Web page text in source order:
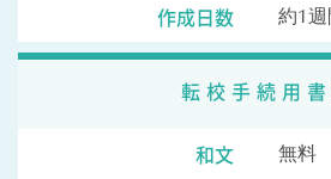
作成日数 約1週
転校手続用
和文 無料